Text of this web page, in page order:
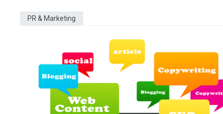
PR & Marketing